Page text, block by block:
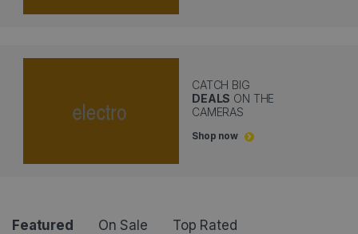
CATCH BIG
DEALS ON THE
CAMERAS
Shop now
Featured On Sale Top Rated